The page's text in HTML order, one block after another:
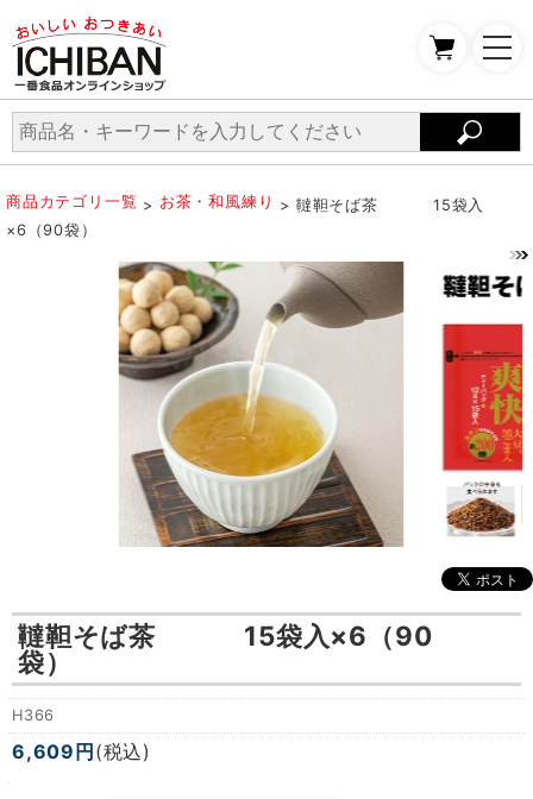
商品カテゴリ一覧 > お茶・和風練り > 韃靼そば茶 15袋入
×6（90袋）
韃靼そば茶 15袋入×6（90
袋）
H366
6,609円 (税込)